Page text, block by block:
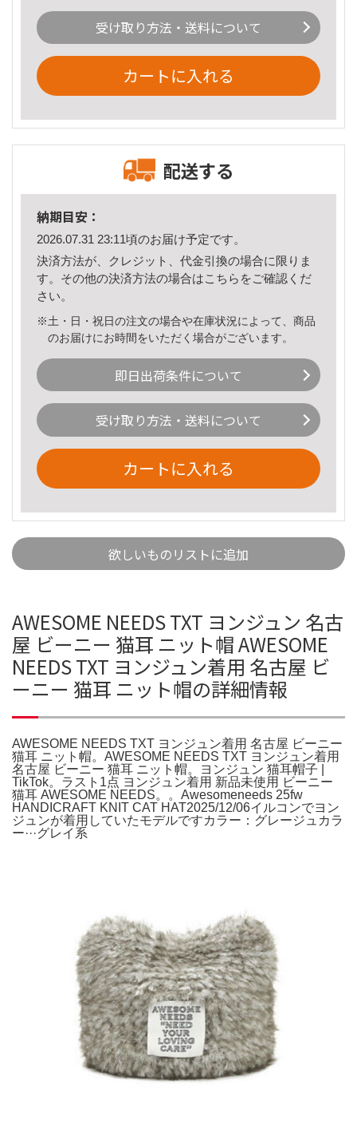
受け取り方法・送料について
カートに入れる
配送する
納期目安：
2026.07.31 23:11頃のお届け予定です。
決済方法が、クレジット、代金引換の場合に限りま
す。その他の決済方法の場合はこちら をご確認くだ
さい。
※土・日・祝日の注文の場合や在庫状況によって、商品
のお届けにお時間をいただく場合がございます。
即日出荷条件について
受け取り方法・送料について
カートに入れる
欲しいものリストに追加
AWESOME NEEDS TXT ヨンジュン 名古
屋 ビーニー 猫耳 ニット帽 AWESOME
NEEDS TXT ヨンジュン着用 名古屋 ビ
ーニー 猫耳 ニット帽の詳細情報
AWESOME NEEDS TXT ヨンジュン着用 名古屋 ビーニー
猫耳 ニット帽。AWESOME NEEDS TXT ヨンジュン着用
名古屋 ビーニー 猫耳 ニット帽。ヨンジュン 猫耳帽子 |
TikTok。ラスト1点 ヨンジュン着用 新品未使用 ビーニー
猫耳 AWESOME NEEDS。。Awesomeneeds 25fw
HANDICRAFT KNIT CAT HAT2025/12/06イルコンでヨン
ジュンが着用していたモデルですカラー：グレージュカラ
ー···グレイ系